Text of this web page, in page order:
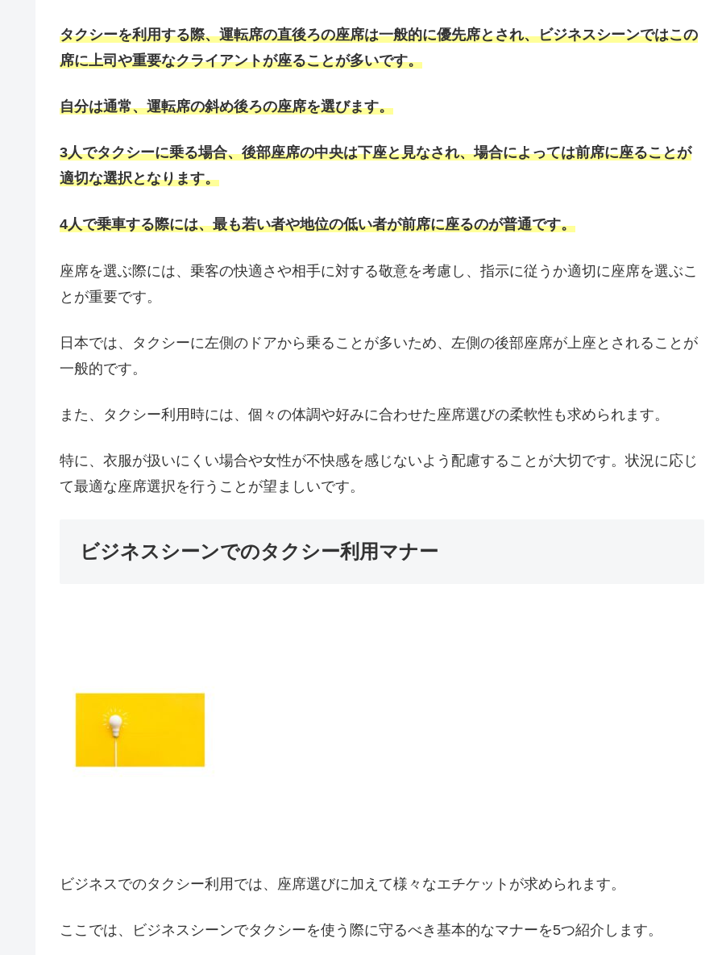
タクシーを利用する際、運転席の直後ろの座席は一般的に優先席とされ、ビジネスシーンではこの
席に上司や重要なクライアントが座ることが多いです。
自分は通常、運転席の斜め後ろの座席を選びます。
3人でタクシーに乗る場合、後部座席の中央は下座と見なされ、場合によっては前席に座ることが
適切な選択となります。
4人で乗車する際には、最も若い者や地位の低い者が前席に座るのが普通です。
座席を選ぶ際には、乗客の快適さや相手に対する敬意を考慮し、指示に従うか適切に座席を選ぶこ
とが重要です。
日本では、タクシーに左側のドアから乗ることが多いため、左側の後部座席が上座とされることが
一般的です。
また、タクシー利用時には、個々の体調や好みに合わせた座席選びの柔軟性も求められます。
特に、衣服が扱いにくい場合や女性が不快感を感じないよう配慮することが大切です。状況に応じ
て最適な座席選択を行うことが望ましいです。
ビジネスシーンでのタクシー利用マナー
ビジネスでのタクシー利用では、座席選びに加えて様々なエチケットが求められます。
ここでは、ビジネスシーンでタクシーを使う際に守るべき基本的なマナーを5つ紹介します。